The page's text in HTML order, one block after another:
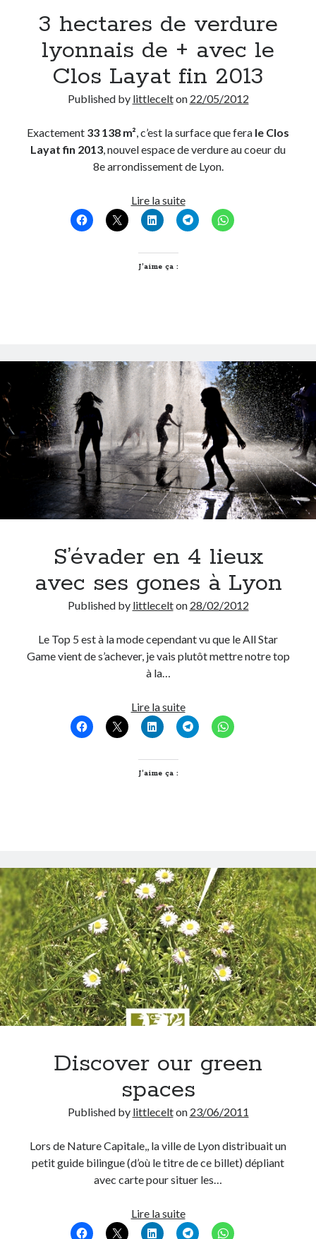
Entretien ménager
dansC’était pas mieux avant… à Lyon
dansComment j’ai opéré ma vélorution toute personnelle
Renaud DucherdansComment j’ai opéré ma vélorution toute
Commentaires récents
Entretien ménager dansT’as vu quoi ? #52
Comment j’ai opéré ma vélorution toute personnelle
Comment j’ai opéré ma vélorution toute personnelle
A Lyon
Bon plan du dimanche
Coup de coeur
Daddy
Engagé
Geek
Green
Humeur
Lectures
Lyon à Livre Ouvert
Mini-monsieur
Non classé
Post inutile
Proust
3 hectares de verdure
lyonnais de + avec le
Clos Layat fin 2013
Published by littlecelton 22/05/2012
Exactement 33 138 m², c’est la surface que fera le Clos
Layat fin 2013, nouvel espace de verdure au coeur du
8e arrondissement de Lyon.
Lire la suite3
hectares
de
Layat
fin
2013
J’aime ça :
S’évader en 4 lieux
avec ses gones à Lyon
Published by littlecelton 28/02/2012
Le Top 5 est à la mode cependant vu que le All Star
Game vient de s’achever, je vais plutôt mettre notre top
à la…
Lire la suiteS’évader
en
4
J’aime ça :
Discover our green
spaces
Published by littlecelton 23/06/2011
Lors de Nature Capitale,, la ville de Lyon distribuait un
petit guide bilingue (d’où le titre de ce billet) dépliant
avec carte pour situer les…
Lire la suiteDiscover
our